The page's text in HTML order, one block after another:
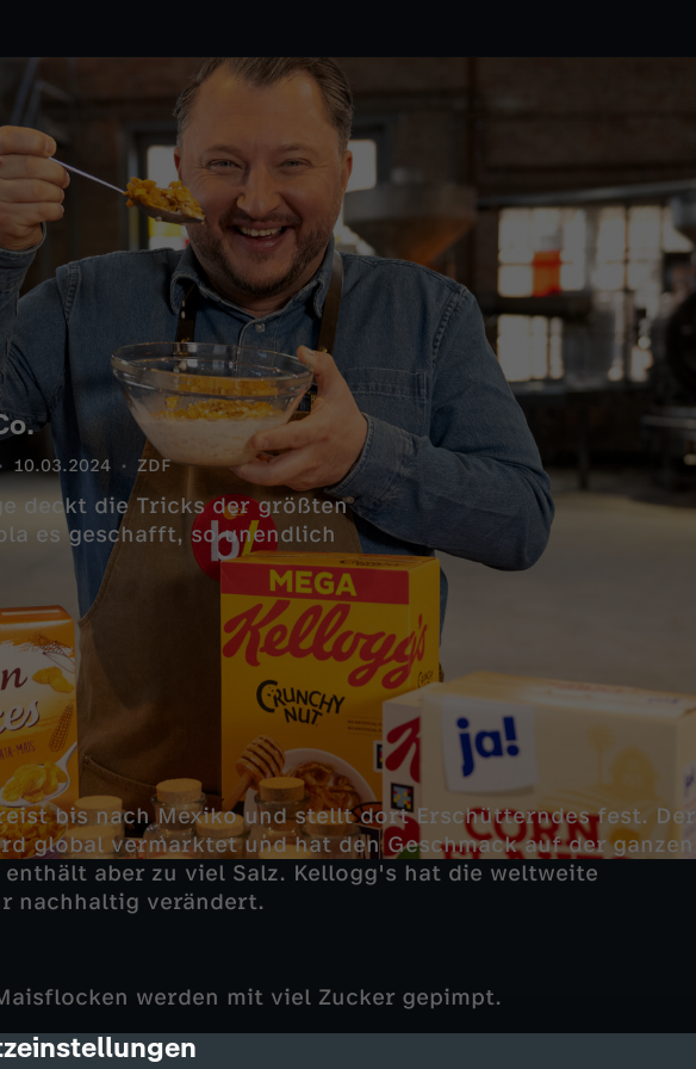
10.03.2024 ZDF
deckt die Tricks der größten
es geschafft, so unendlich
bis nach Mexiko und stellt dort Erschütterndes fest. Der
global vermarktet und hat den Geschmack auf der ganzen
enthält aber zu viel Salz. Kellogg's hat die weltweite
nachhaltig verändert.
werden mit viel Zucker gepimpt.
auf drei Kontinenten die krassesten Tricks der größten